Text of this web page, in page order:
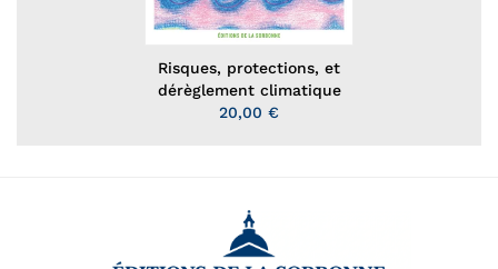
Risques, protections, et
dérèglement climatique
20,00 €